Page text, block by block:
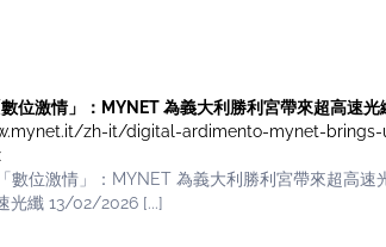
位激情」：MYNET 為義大利勝利宮帶來超高速
zh-it/digital-ardimento-mynet-
數位激情」：MYNET 為義大利勝利宮帶來超高速
光纖 13/02/2026 [...]